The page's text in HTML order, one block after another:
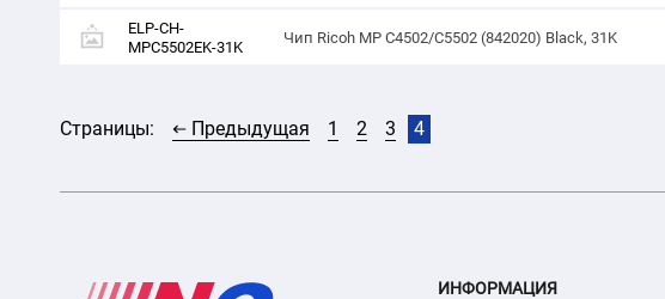
ELP-CH-
MPC5502EK-31K
Чип Ricoh MP C4502/C5502 (842020) Black, 31K
Страницы: Предыдущая 1 2 3 4
ИНФОРМАЦИЯ